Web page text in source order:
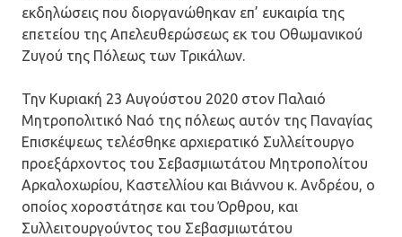
εκδηλώσεις που διοργανώθηκαν επ’ ευκαιρία της
επετείου της Απελευθερώσεως εκ του Οθωμανικού
Ζυγού της Πόλεως των Τρικάλων.
Την Κυριακή 23 Αυγούστου 2020 στον Παλαιό
Μητροπολιτικό Ναό της πόλεως αυτόν της Παναγίας
Επισκέψεως τελέσθηκε αρχιερατικό Συλλείτουργο
προεξάρχοντος του Σεβασμιωτάτου Μητροπολίτου
Αρκαλοχωρίου, Καστελλίου και Βιάννου κ. Ανδρέου, ο
οποίος χοροστάτησε και του Όρθρου, και
Συλλειτουργούντος του Σεβασμιωτάτου